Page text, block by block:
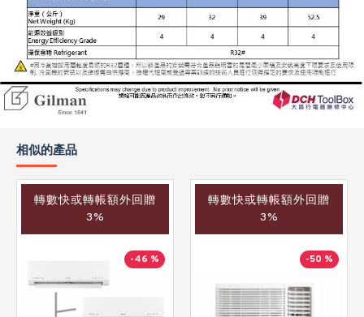
相似的產品
轉數快或轉帳額外回贈
3%
-46 %
轉數快或轉帳額外回贈
3%
-50 %